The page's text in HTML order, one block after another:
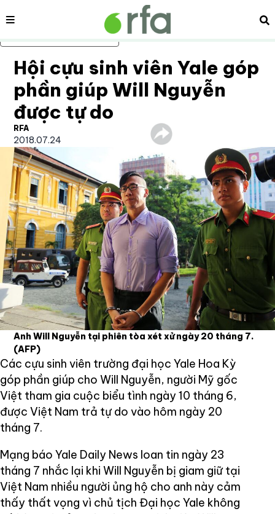
Bỏ qua nội dung chính
Nội dung
Hội cựu sinh viên Yale góp
phần giúp Will Nguyễn
được tự do
RFA
2018.07.24
Anh Will Nguyễn tại phiên tòa xét xử ngày 20 tháng 7.
(AFP)
Các cựu sinh viên trường đại học Yale Hoa Kỳ
góp phần giúp cho Will Nguyễn, người Mỹ gốc
Việt tham gia cuộc biểu tình ngày 10 tháng 6,
được Việt Nam trả tự do vào hôm ngày 20
tháng 7.
Mạng báo Yale Daily News loan tin ngày 23
tháng 7 nhắc lại khi Will Nguyễn bị giam giữ tại
Việt Nam nhiều người ủng hộ cho anh này cảm
thấy thất vọng vì chủ tịch Đại học Yale không